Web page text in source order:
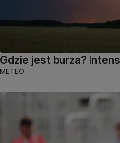
Gdzie jest burza?
METEO